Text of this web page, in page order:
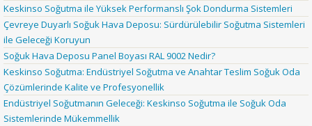
Keskinso Soğutma ile Yüksek Performanslı Şok Dondurma Sistemleri
Çevreye Duyarlı Soğuk Hava Deposu: Sürdürülebilir Soğutma Sistemleri
ile Geleceği Koruyun
Soğuk Hava Deposu Panel Boyası RAL 9002 Nedir?
Keskinso Soğutma: Endüstriyel Soğutma ve Anahtar Teslim Soğuk Oda
Çözümlerinde Kalite ve Profesyonellik
Endüstriyel Soğutmanın Geleceği: Keskinso Soğutma ile Soğuk Oda
Sistemlerinde Mükemmellik